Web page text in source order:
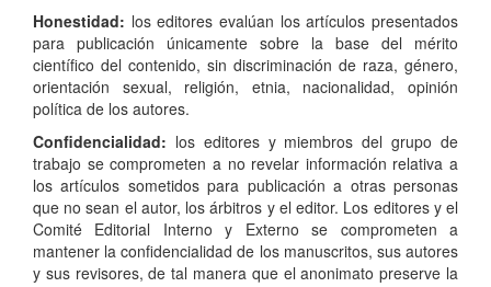
Honestidad: los editores evalúan los artículos presentados
para publicación únicamente sobre la base del mérito
científico del contenido, sin discriminación de raza, género,
orientación sexual, religión, etnia, nacionalidad, opinión
política de los autores.
Confidencialidad: los editores y miembros del grupo de
trabajo se comprometen a no revelar información relativa a
los artículos sometidos para publicación a otras personas
que no sean el autor, los árbitros y el editor. Los editores y el
Comité Editorial Interno y Externo se comprometen a
mantener la confidencialidad de los manuscritos, sus autores
y sus revisores, de tal manera que el anonimato preserve la